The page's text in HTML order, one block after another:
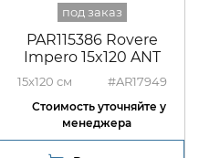
PAR115386 Rovere
Impero 15x120 ANT
15x120 #AR17949